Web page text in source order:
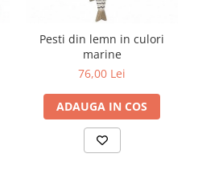
Pesti din lemn in culori
marine
76,00 Lei
ADAUGA IN COS